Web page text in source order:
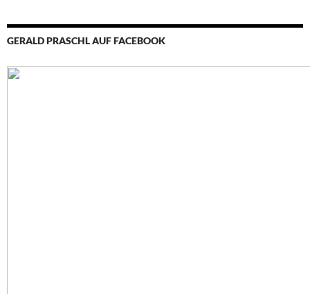
GERALD PRASCHL AUF FACEBOOK